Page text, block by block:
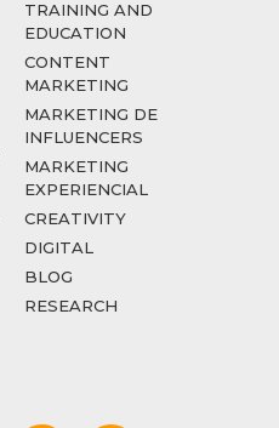
TRAINING AND
EDUCATION
CONTENT
MARKETING
MARKETING DE
INFLUENCERS
MARKETING
EXPERIENCIAL
CREATIVITY
DIGITAL
BLOG
RESEARCH